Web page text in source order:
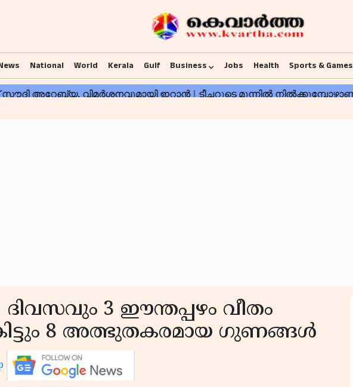
National World Kerala Gulf Business Jobs Health Sports & Games
ദിവസവും 3 ഈന്തപ്പഴം വീതം
8 അത്ഭുതകരമായ ഗുണങ്ങള്‍